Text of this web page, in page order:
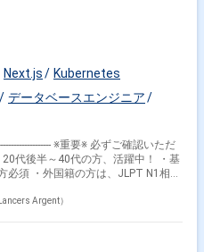
量についてはエディタ、IDEといっ
を使うことができます ・タスクの
中心となって行います ・オープンな
ての資料やデータは実装を担当す
閲覧可能になっています ・チャッ
Next.js
Kubernetes
データベースエンジニア
※重要※ 必ずご確認いただ
必須 ・外国籍の方は、JLPT N1相当
必須 ---------------------------------------------
Argent）